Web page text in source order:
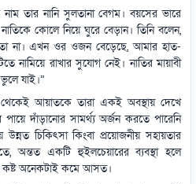
তার নানি সুলতানা বেগম। বয়সের ভারে
কোলে নিয়ে ঘুরে বেড়ান। তিনি বলেন,
না। এখন ওর ওজন বেড়েছে, আমার হাত-
নামিয়ে রাখার সুযোগ নেই। নাতির মায়াবী
যাই।”
থেকেই আয়াতকে তারা একই অবস্থায় দেখে
দাঁড়ানোর সামর্থ্য অর্জন করতে পারেনি
উন্নত চিকিৎসা কিংবা প্রয়োজনীয় সহায়তার
অন্তত একটি হুইলচেয়ারের ব্যবস্থা হলে
কষ্ট অনেকটাই কমে আসত।